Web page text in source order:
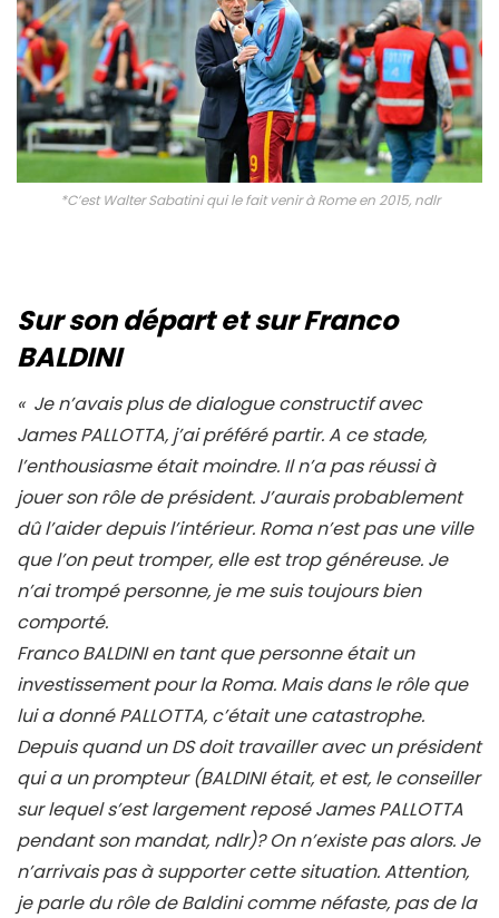
*C’est Walter Sabatini qui le fait venir à Rome en 2015, ndlr
Sur son départ et sur Franco
BALDINI
« Je n’avais plus de dialogue constructif avec
James PALLOTTA, j’ai préféré partir. A ce stade,
l’enthousiasme était moindre. Il n’a pas réussi à
jouer son rôle de président. J’aurais probablement
dû l’aider depuis l’intérieur. Roma n’est pas une ville
que l’on peut tromper, elle est trop généreuse. Je
n’ai trompé personne, je me suis toujours bien
comporté.
Franco BALDINI en tant que personne était un
investissement pour la Roma. Mais dans le rôle que
lui a donné PALLOTTA, c’était une catastrophe.
Depuis quand un DS doit travailler avec un président
qui a un prompteur (BALDINI était, et est, le conseiller
sur lequel s’est largement reposé James PALLOTTA
pendant son mandat, ndlr)? On n’existe pas alors. Je
n’arrivais pas à supporter cette situation. Attention,
je parle du rôle de Baldini comme néfaste, pas de la